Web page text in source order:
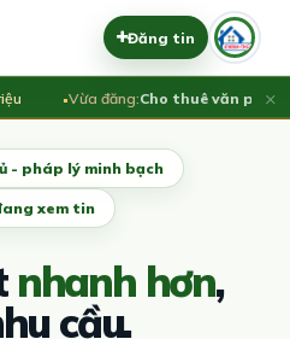
Đăng tin
Vừa đăng:Cho thuê văn phòng
×
- pháp lý minh bạch
xem tin
nhanh hơn,
cầu.